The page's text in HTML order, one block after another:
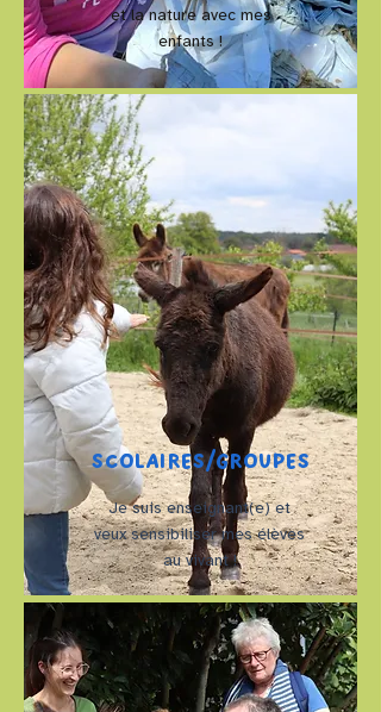
et la nature avec mes
enfants !
SCOLAIRES/GROUPES
Je suis enseignant(e) et
veux sensibiliser mes élèves
au vivant !